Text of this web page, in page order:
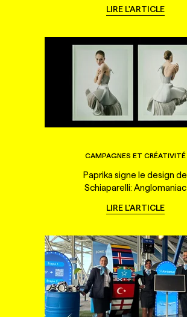
LIRE L'ARTICLE
CAMPAGNES ET CRÉATIVITÉ
Paprika signe le design de
Schiaparelli: Anglomaniac
LIRE L'ARTICLE